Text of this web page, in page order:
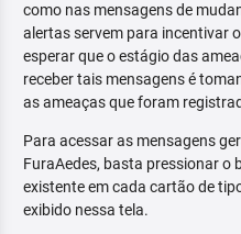
como nas mensagens de
alertas servem para incentivar
esperar que o estágio das
receber tais mensagens é
as ameaças que foram
Para acessar as mensagens
FuraAedes, basta pressionar o
existente em cada cartão de
exibido nessa tela.